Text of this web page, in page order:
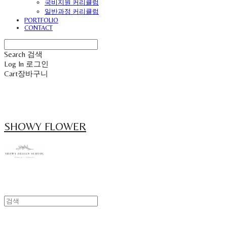
국비지원 커리큘럼
일반과정 커리큘럼
PORTFOLIO
CONTACT
Search 검색
Log In 로그인
Cart장바구니
SHOWY FLOWER